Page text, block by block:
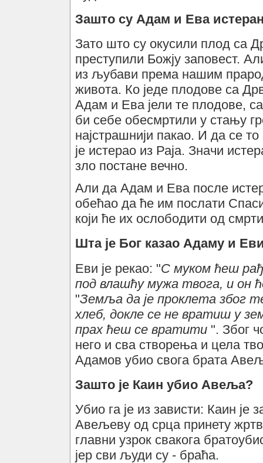
Зашто су Адам и Ева
Зато што су окусили плод са
преступили Божју заповест.
из љубави према нашим
живота. Ко једе плодове са
Адам и Ева јели те плодове,
би себе обесмртили у стању
најстрашнији пакао. И да се
је истерао из Раја. Значи
зло постане вечно.
Али да Адам и Ева после
обећао да ће им послати
који ће их ослободити од
Шта је Бог казао Адаму и
Еви је рекао: "С муком ћеш
под влашћу мужа твога, и он
"Земља да је проклета због
хлеб, докле се не вратиш у
прах ћеш се вратити ". Због
него и сва створења и цела
Адамов убио свога брата
Зашто је Каин убио Авеља?
Убио га је из зависти: Каин
Авељеву од срца принету
главни узрок свакога
јер сви људи су - браћа.